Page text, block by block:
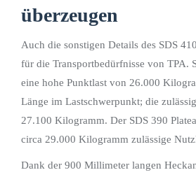
überzeugen
Auch die sonstigen Details des SDS
für die Transportbedürfnisse von TPA.
eine hohe Punktlast von 26.000
Länge im Lastschwerpunkt; die
27.100 Kilogramm. Der SDS 390
circa 29.000 Kilogramm zulässige
Dank der 900 Millimeter langen